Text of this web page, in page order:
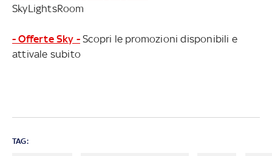
SkyLightsRoom
- Offerte Sky - Scopri le promozioni disponibili e
attivale subito
TAG: